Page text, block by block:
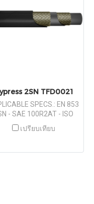
2SN TFD0021
SPECS.: EN 853
- SAE 100R2AT - ISO
1436
เปรียบเทียบ